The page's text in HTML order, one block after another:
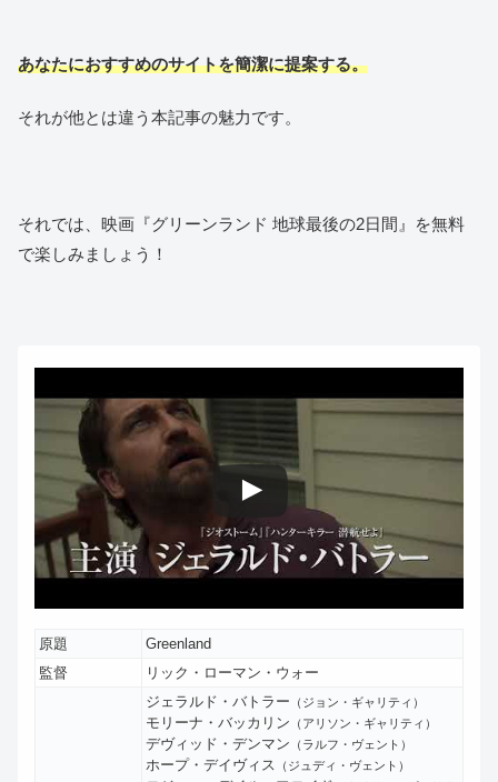
あなたにおすすめのサイトを簡潔に提案する。
それが他とは違う本記事の魅力です。
それでは、映画『グリーンランド 地球最後の2日間』を無料
で楽しみましょう！
原題
Greenland
監督
リック・ローマン・ウォー
ジェラルド・バトラー （ジョン・ギャリティ）
モリーナ・バッカリン （アリソン・ギャリティ）
デヴィッド・デンマン （ラルフ・ヴェント）
ホープ・デイヴィス （ジュディ・ヴェント）